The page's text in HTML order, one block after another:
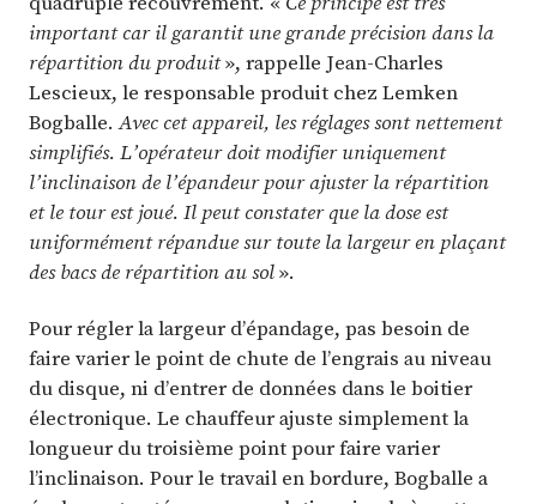
important car il garantit une grande précision dans la
répartition du produit», rappelle Jean-Charles
Lescieux, le responsable produit chez Lemken
Bogballe.Avec cet appareil, les réglages sont nettement
simplifiés. L’opérateur doit modifier uniquement
l’inclinaison de l’épandeur pour ajuster la répartition
et le tour est joué. Il peut constater que la dose est
uniformément répandue sur toute la largeur en plaçant
des bacs de répartition au sol».
Pour régler la largeur d’épandage, pas besoin de
faire varier le point de chute de l’engrais au niveau
du disque, ni d’entrer de données dans le boitier
électronique. Le chauffeur ajuste simplement la
longueur du troisième point pour faire varier
l’inclinaison. Pour le travail en bordure, Bogballe a